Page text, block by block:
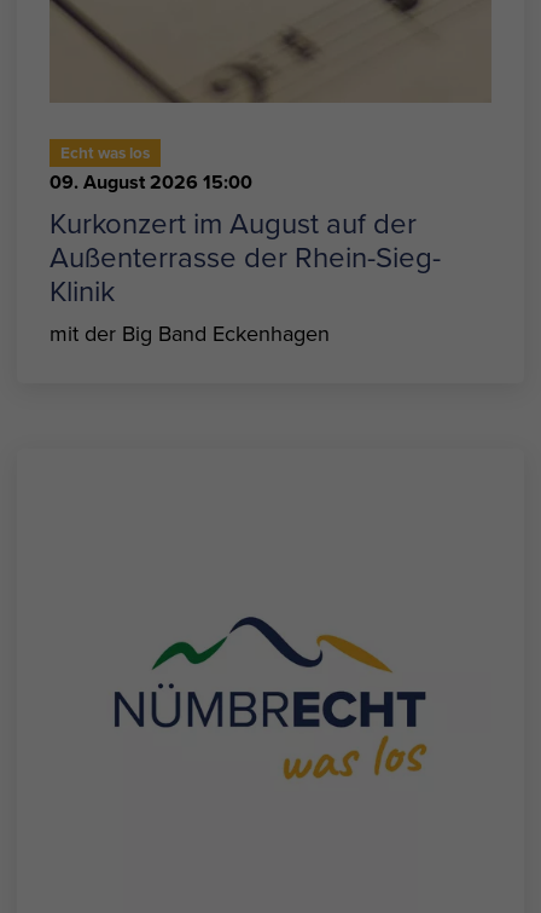
Echt was los
09. August 2026 15:00
Kurkonzert im August auf der
Außenterrasse der Rhein-Sieg-
Klinik
mit der Big Band Eckenhagen